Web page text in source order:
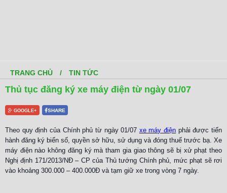
TRANG CHỦ / TIN TỨC
Thủ tục đăng ký xe máy điện từ ngày 01/07
GOOGLE+ SHARE
Theo quy định của Chính phủ từ ngày 01/07 xe máy điện phải được tiến
hành đăng ký biển số, quyền sở hữu, sử dụng và đóng thuế trước bạ. Xe
máy điện nào không đăng ký mà tham gia giao thông sẽ bị xử phạt theo
Nghị định 171/2013/NĐ – CP của Thủ tướng Chính phủ, mức phạt sẽ rơi
vào khoảng 300.000 – 400.000Đ và tạm giữ xe trong vòng 7 ngày.